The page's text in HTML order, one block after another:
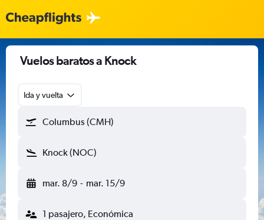
Vuelos baratos a Knock
Ida y vuelta
Columbus (CMH)
Knock (NOC)
mar. 8/9 - mar. 15/9
1 pasajero, Económica